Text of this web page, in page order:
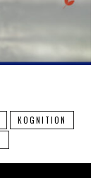
KOGNITION